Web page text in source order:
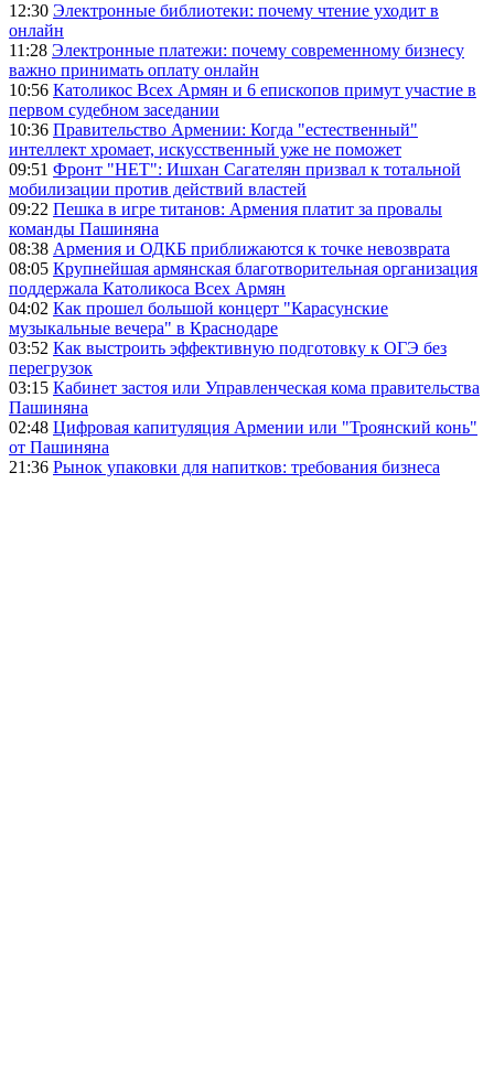
12:30 Электронные библиотеки: почему чтение уходит в
онлайн
11:28 Электронные платежи: почему современному бизнесу
важно принимать оплату онлайн
10:56 Католикос Всех Армян и 6 епископов примут участие в
первом судебном заседании
10:36 Правительство Армении: Когда "естественный"
интеллект хромает, искусственный уже не поможет
09:51 Фронт "НЕТ": Ишхан Сагателян призвал к тотальной
мобилизации против действий властей
09:22 Пешка в игре титанов: Армения платит за провалы
команды Пашиняна
08:38 Армения и ОДКБ приближаются к точке невозврата
08:05 Крупнейшая армянская благотворительная организация
поддержала Католикоса Всех Армян
04:02 Как прошел большой концерт "Карасунские
музыкальные вечера" в Краснодаре
03:52 Как выстроить эффективную подготовку к ОГЭ без
перегрузок
03:15 Кабинет застоя или Управленческая кома правительства
Пашиняна
02:48 Цифровая капитуляция Армении или "Троянский конь"
от Пашиняна
21:36 Рынок упаковки для напитков: требования бизнеса